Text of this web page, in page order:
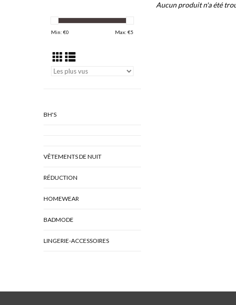
Min: €0 Max: €5
BH'S
VÊTEMENTS DE NUIT
RÉDUCTION
HOMEWEAR
BADMODE
LINGERIE-ACCESSOIRES
Aucun produit n'a été